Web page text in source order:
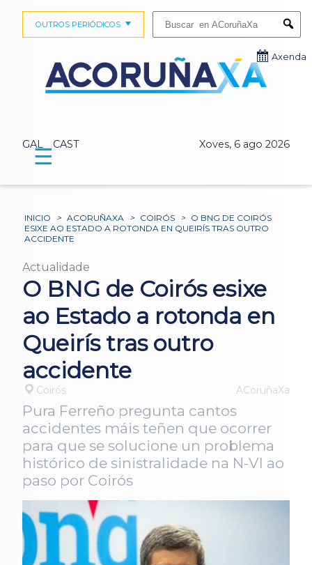
GAL CAST Xoves, 6 ago 2026
OUTROS PERIÓDICOS
Axenda
☰
INICIO > ACORUÑAXA > COIRÓS > O BNG DE COIRÓS
ESIXE AO ESTADO A ROTONDA EN QUEIRÍS TRAS OUTRO
ACCIDENTE
Actualidade
O BNG de Coirós esixe
ao Estado a rotonda en
Queirís tras outro
accidente
Coirós ACoruñaXa
Pura Ferreño pregunta cantos
accidentes máis teñen que ocorrer
para que se solucione un problema
histórico de sinistralidade na N-VI ao
paso por Coirós